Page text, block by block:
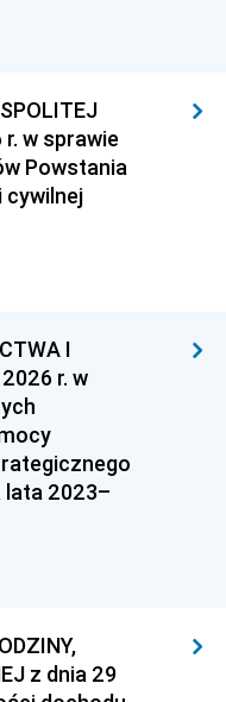
r. w sprawie
Powstania
cywilnej
I
r. w
lata 2023–
z dnia 29